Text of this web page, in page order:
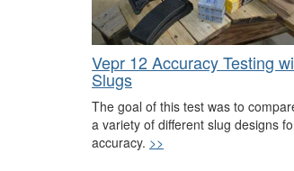
Vepr 12 Accuracy Testing
Slugs
The goal of this test was to
a variety of different slug designs
accuracy. >>